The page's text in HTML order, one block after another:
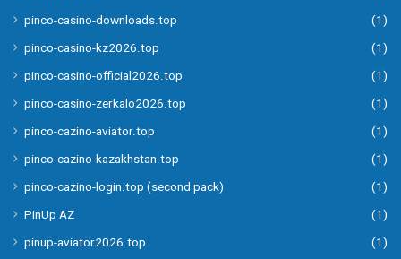
pinco-casino-downloads.top
(1)
pinco-casino-kz2026.top
(1)
pinco-casino-official2026.top
(1)
pinco-casino-zerkalo2026.top
(1)
pinco-cazino-aviator.top
(1)
pinco-cazino-kazakhstan.top
(1)
pinco-cazino-login.top (second pack)
(1)
PinUp AZ
(1)
pinup-aviator2026.top
(1)